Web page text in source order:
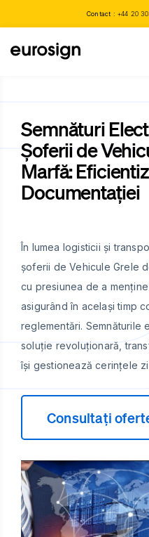
Contact : +44 20
Semnături
Șoferii de
Marfă:
Documentației
În lumea logisticii și
șoferii de Vehicule Grele
cu presiunea de a
asigurând în același timp
reglementări. Semnăturile
soluție revoluționară,
își gestionează cerințele
Consultați